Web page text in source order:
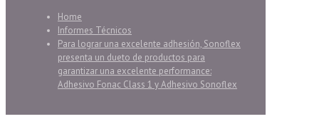
Home
Informes Técnicos
Para lograr una excelente adhesión, Sonoflex
presenta un dueto de productos para
garantizar una excelente performance:
Adhesivo Fonac Class 1 y Adhesivo Sonoflex